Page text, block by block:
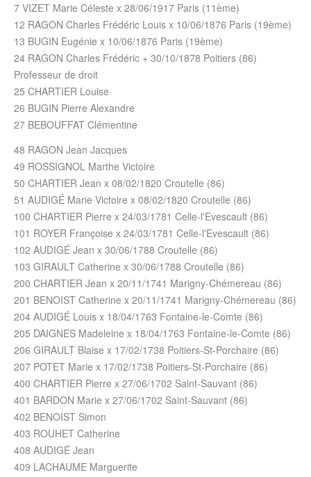
7 VIZET Marie Céleste x 28/06/1917 Paris (11ème)
12 RAGON Charles Frédéric Louis x 10/06/1876 Paris (19ème)
13 BUGIN Eugénie x 10/06/1876 Paris (19ème)
24 RAGON Charles Frédéric + 30/10/1878 Poitiers (86)
Professeur de droit
25 CHARTIER Louise
26 BUGIN Pierre Alexandre
27 BEBOUFFAT Clémentine
48 RAGON Jean Jacques
49 ROSSIGNOL Marthe Victoire
50 CHARTIER Jean x 08/02/1820 Croutelle (86)
51 AUDIGÉ Marie Victoire x 08/02/1820 Croutelle (86)
100 CHARTIER Pierre x 24/03/1781 Celle-l'Evescault (86)
101 ROYER Françoise x 24/03/1781 Celle-l'Evescault (86)
102 AUDIGÉ Jean x 30/06/1788 Croutelle (86)
103 GIRAULT Catherine x 30/06/1788 Croutelle (86)
200 CHARTIER Jean x 20/11/1741 Marigny-Chémereau (86)
201 BENOIST Catherine x 20/11/1741 Marigny-Chémereau (86)
204 AUDIGÉ Louis x 18/04/1763 Fontaine-le-Comte (86)
205 DAIGNES Madeleine x 18/04/1763 Fontaine-le-Comte (86)
206 GIRAULT Blaise x 17/02/1738 Poitiers-St-Porchaire (86)
207 POTET Marie x 17/02/1738 Poitiers-St-Porchaire (86)
400 CHARTIER Pierre x 27/06/1702 Saint-Sauvant (86)
401 BARDON Marie x 27/06/1702 Saint-Sauvant (86)
402 BENOIST Simon
403 ROUHET Catherine
408 AUDIGÉ Jean
409 LACHAUME Marguerite